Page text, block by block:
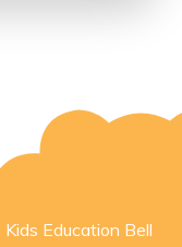
Education Bell